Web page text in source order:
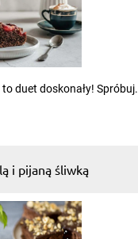
duet doskonały! Spróbuj.
i pijaną śliwką